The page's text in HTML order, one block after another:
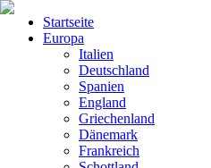
Startseite
Europa
Italien
Deutschland
Spanien
England
Griechenland
Dänemark
Frankreich